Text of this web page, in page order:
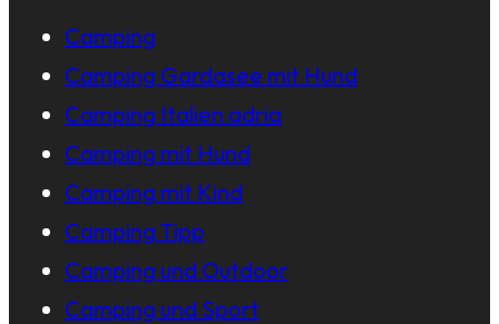
Camping
Camping Gardasee mit Hund
Camping Italien adria
Camping mit Hund
Camping mit Kind
Camping Tipp
Camping und Outdoor
Camping und Sport